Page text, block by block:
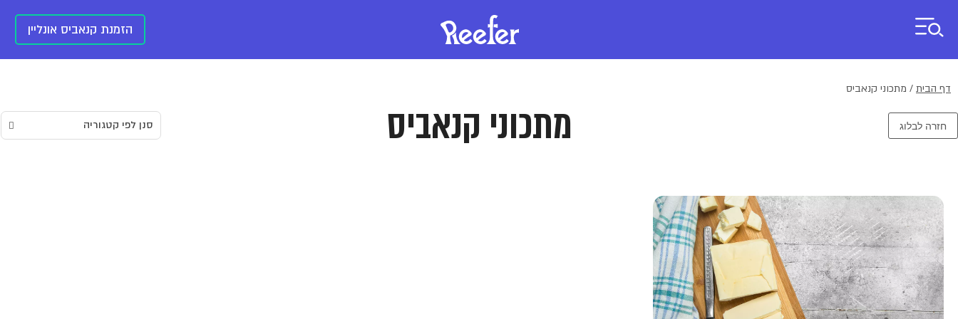
הזמנת קנאביס אונליין
דף הבית / מתכוני קנאביס
חזרה לבלוג מתכוני קנאביס סנן לפי קטגוריה